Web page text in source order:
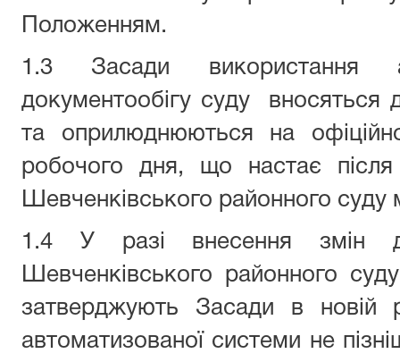
Положенням.
1.3 Засади використання
документообігу суду вносяться
та оприлюднюються на
робочого дня, що настає після
Шевченківського районного суду
1.4 У разі внесення змін
Шевченківського районного
затверджують Засади в новій
автоматизованої системи не